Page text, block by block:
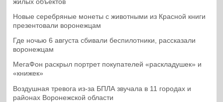
жилых объектов
Новые серебряные монеты с животными из Красной книги
презентовали воронежцам
Где ночью 6 августа сбивали беспилотники, рассказали
воронежцам
МегаФон раскрыл портрет покупателей «раскладушек» и
«книжек»
Воздушная тревога из-за БПЛА звучала в 11 городах и
районах Воронежской области